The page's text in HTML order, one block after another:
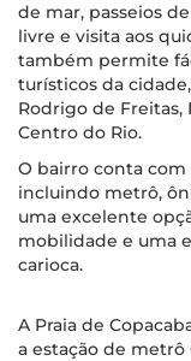
de mar, passeios
livre e visita aos
também permite
turísticos da
Rodrigo de Freitas,
Centro do Rio.
O bairro conta
incluindo metrô,
uma excelente
mobilidade e uma
carioca.
A Praia de
a estação de metrô